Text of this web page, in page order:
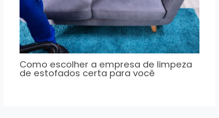
Como escolher a empresa de limpeza
de estofados certa para você